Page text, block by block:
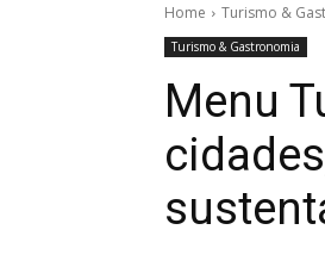
Home Turismo &
Turismo & Gastronomia
Menu